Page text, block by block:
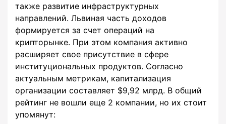
также развитие инфраструктурных
направлений. Львиная часть доходов
формируется за счет операций на
крипторынке. При этом компания активно
расширяет свое присутствие в сфере
институциональных продуктов. Согласно
актуальным метрикам, капитализация
организации составляет $9,92 млрд. В общий
рейтинг не вошли еще 2 компании, но их стоит
упомянут: